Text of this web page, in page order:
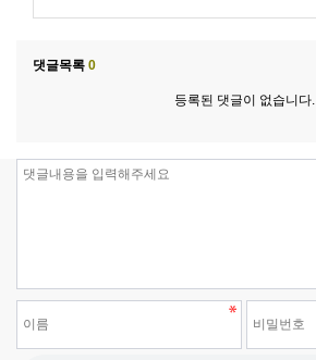
댓글목록 0
등록된 댓글이 없습니다.